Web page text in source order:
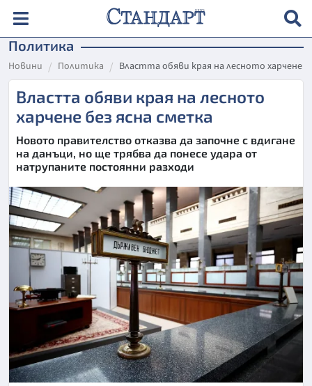
Политика
Новини Политика Властта обяви края на лесното харчене
Властта обяви края на лесното
харчене без ясна сметка
Новото правителство отказва да започне с вдигане
на данъци, но ще трябва да понесе удара от
натрупаните постоянни разходи